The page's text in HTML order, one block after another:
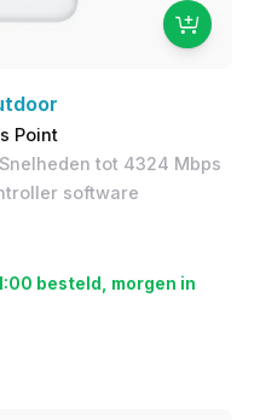
Point
tot 4324 Mbps
software
besteld, morgen in